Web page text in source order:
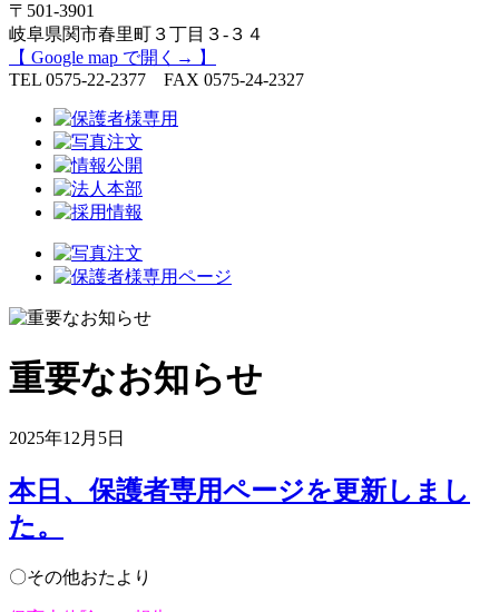
〒501-3901
岐阜県関市春里町３丁目３-３４
【 Google map で開く→ 】
TEL 0575-22-2377 FAX 0575-24-2327
重要なお知らせ
2025年12月5日
本日、保護者専用ページを更新しまし
た。
〇その他おたより